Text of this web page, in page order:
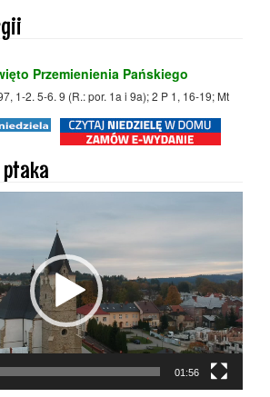
Przemienienia Pańskiego
1-2. 5-6. 9 (R.: por. 1a i 9a); 2 P 1, 16-19; Mt
01:56